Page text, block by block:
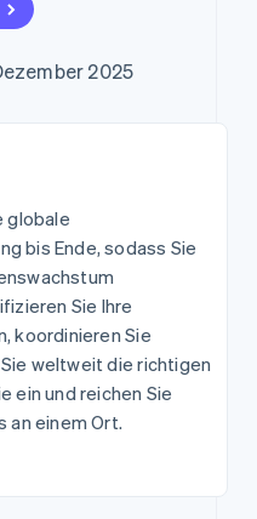
Pipeline
und
2025
globale
bis Ende, sodass Sie
Sie Ihre
koordinieren Sie
weltweit die richtigen
ein und reichen Sie
an einem Ort.